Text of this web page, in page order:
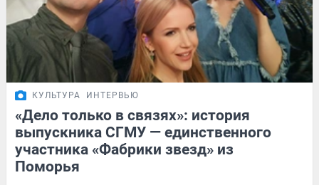
КУЛЬТУРА ИНТЕРВЬЮ
«Дело только в связях»: история
выпускника СГМУ — единственного
участника «Фабрики звезд» из
Поморья